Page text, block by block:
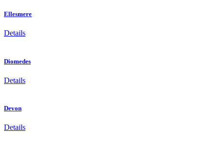
Ellesmere
Details
Diomedes
Details
Devon
Details